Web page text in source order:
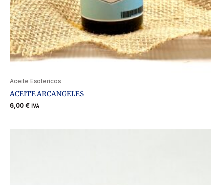
Aceite Esotericos
ACEITE ARCANGELES
6,00 € IVA